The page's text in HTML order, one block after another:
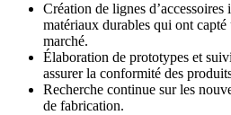
Création de lignes
matériaux durables qui ont
marché.
Élaboration de prototypes et
assurer la conformité des
Recherche continue sur les
de fabrication.